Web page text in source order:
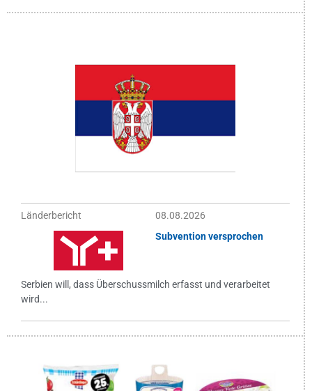
Länderbericht
08.08.2026
Subvention versprochen
Serbien will, dass Überschussmilch erfasst und verarbeitet
wird...